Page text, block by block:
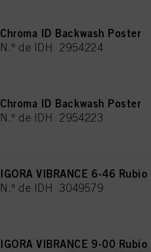
Chroma ID Backwash Poster
N.º de IDH 2954224
Chroma ID Backwash Poster
N.º de IDH 2954223
IGORA VIBRANCE 6-46
N.º de IDH 3049579
IGORA VIBRANCE 9-00